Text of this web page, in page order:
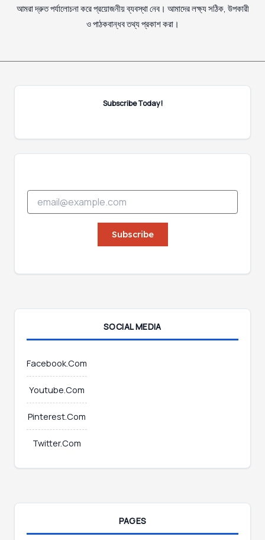
আমরা দ্রুত পর্যালোচনা করে প্রয়োজনীয় ব্যবস্থা নেব। আমাদের লক্ষ্য সঠিক, উপকারী
ও পাঠকবান্ধব তথ্য প্রকাশ করা।
Subscribe Today!
a
i
l
E
E
Subscribe
SOCIAL MEDIA
Facebook.Com
Youtube.Com
Pinterest.Com
Twitter.Com
PAGES